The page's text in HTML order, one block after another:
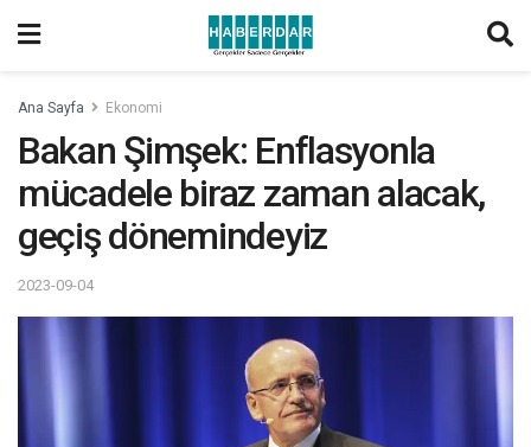
Ana Sayfa Ekonomi
Bakan Şimşek: Enflasyonla
mücadele biraz zaman alacak,
geçiş dönemindeyiz
2023-09-04